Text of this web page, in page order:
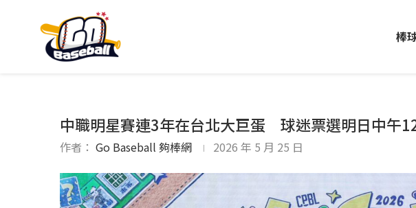
棒
中職明星賽連3年在台北大巨蛋 球迷票選明日中午
作者： Go Baseball 夠棒網 2026 年 5 月 25 日